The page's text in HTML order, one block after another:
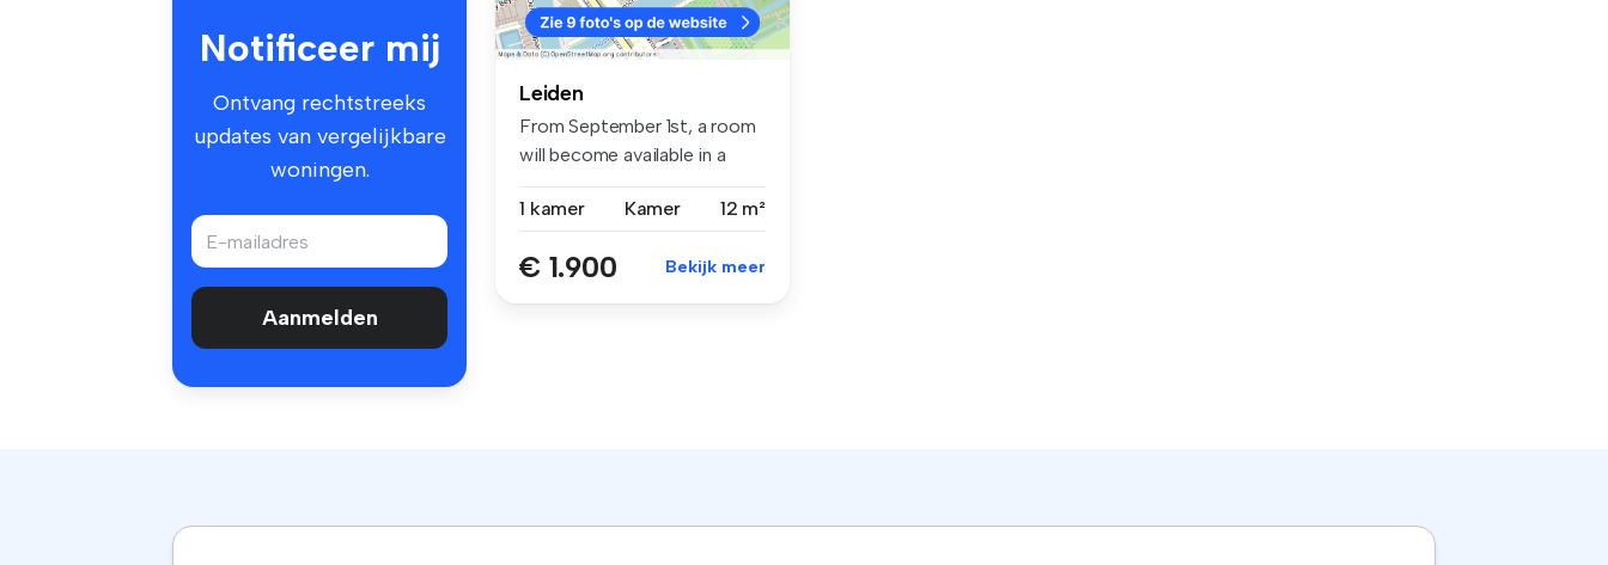
Notificeer mij
Ontvang rechtstreeks
updates van vergelijkbare
woningen.
Aanmelden
Leiden
From September 1st, a room
will become available in a
1 kamer
Kamer 12 m²
€ 1.900 Bekijk meer